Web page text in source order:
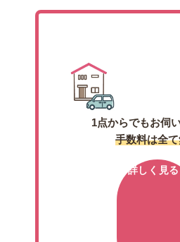
1点からでもお伺
手数料は全
詳しく見る